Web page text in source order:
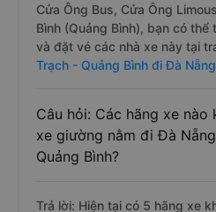
Cửa Ông Bus, Cửa Ông
Bình (Quảng Bình), bạn có
và đặt vé các nhà xe này tại
Trạch - Quảng Bình đi Đà Nẵng
Câu hỏi: Các hãng xe nào
xe giường nằm đi Đà
Quảng Bình?
Trả lời: Hiện tại có 5 hãng xe